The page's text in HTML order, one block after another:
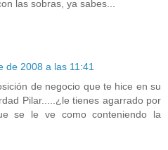
las sobras, ya sabes...
de 2008 a las 11:41
de negocio que te hice en su
Pilar.....¿le tienes agarrado por
se le ve como conteniendo la